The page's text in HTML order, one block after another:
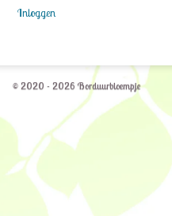
Inloggen
© 2020 - 2026 Borduurbloempje